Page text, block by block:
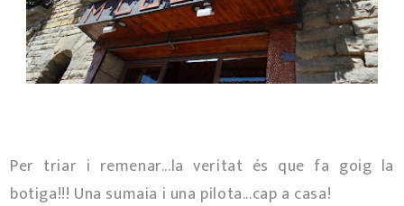
Per triar i remenar...la veritat és que fa goig la
botiga!!! Una sumaia i una pilota...cap a casa!